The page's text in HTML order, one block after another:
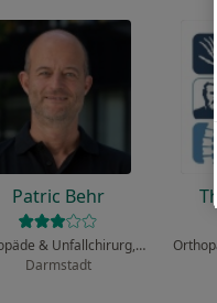
Patric Behr
Orthopäde & Unfallchirurg, Chirotherapeut, Sportmediziner
Darmstadt